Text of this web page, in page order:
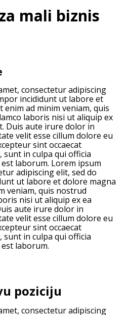
mali biznis
consectetur adipiscing
incididunt ut labore et
enim ad minim veniam, quis
laboris nisi ut aliquip ex
Duis aute irure dolor in
velit esse cillum dolore eu
sint occaecat
in culpa qui officia
laborum. Lorem ipsum
adipiscing elit, sed do
ut labore et dolore magna
veniam, quis nostrud
nisi ut aliquip ex ea
aute irure dolor in
velit esse cillum dolore eu
sint occaecat
in culpa qui officia
laborum.
poziciju
consectetur adipiscing